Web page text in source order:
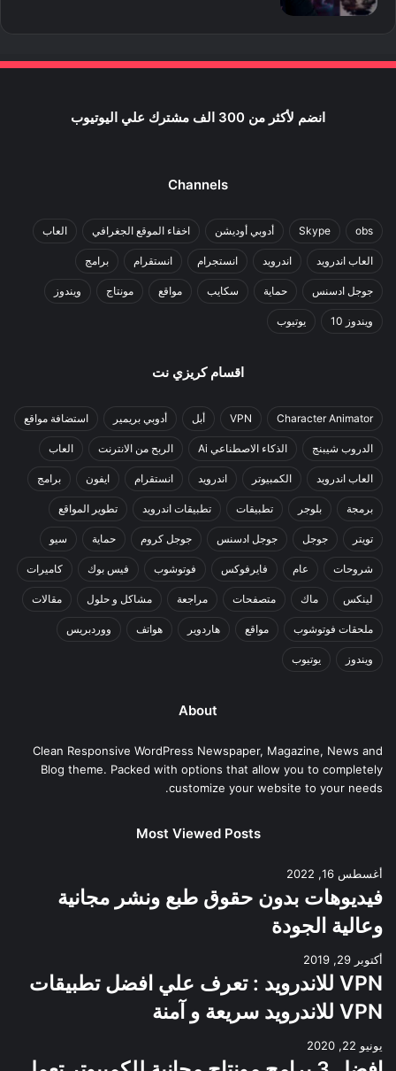
انضم لأكثر من 300 الف مشترك علي اليوتيوب
Channels
obs
Skype أدوبي أوديشن اخفاء الموقع الجغرافي العاب
العاب اندرويد اندرويد انستجرام انستقرام برامج
جوجل ادسنس حماية سكايب مواقع مونتاج ويندوز
ويندوز 10 يوتيوب
اقسام كريزي نت
Character Animator
VPN أبل أدوبي بريمير استضافة مواقع
الدروب شيبنج الذكاء الاصطناعي Ai الربح من الانترنت العاب
العاب اندرويد الكمبيوتر اندرويد انستقرام ايفون برامج
برمجة بلوجر تطبيقات تطبيقات اندرويد تطوير المواقع
تويتر جوجل جوجل ادسنس جوجل كروم حماية سيو
شروحات عام فايرفوكس فوتوشوب فيس بوك كاميرات
لينكس ماك متصفحات مراجعة مشاكل و حلول مقالات
ملحقات فوتوشوب مواقع هاردوير هواتف ووردبريس
ويندوز يوتيوب
About
Clean Responsive WordPress Newspaper, Magazine, News and
Blog theme. Packed with options that allow you to completely
customize your website to your needs.
Most Viewed Posts
أغسطس 16, 2022
فيديوهات بدون حقوق طبع ونشر مجانية
وعالية الجودة
أكتوبر 29, 2019
VPN للاندرويد : تعرف علي افضل تطبيقات
VPN للاندرويد سريعة و آمنة
يونيو 22, 2020